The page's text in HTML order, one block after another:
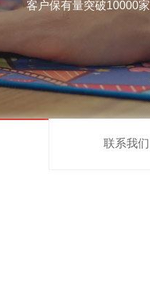
客户保有量突破10000家
联系我们